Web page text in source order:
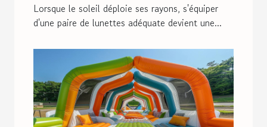
Lorsque le soleil déploie ses rayons, s'équiper
d'une paire de lunettes adéquate devient une...